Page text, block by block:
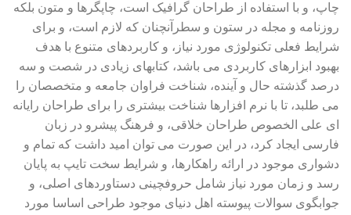
چاپ، و با استفاده از طراحان گرافیک است، چاپگرها و متون بلکه
روزنامه و مجله در ستون و سطرآنچنان که لازم است، و برای
شرایط فعلی تکنولوژی مورد نیاز، و کاربردهای متنوع با هدف
بهبود ابزارهای کاربردی می باشد، کتابهای زیادی در شصت و سه
درصد گذشته حال و آینده، شناخت فراوان جامعه و متخصصان را
می طلبد، تا با نرم افزارها شناخت بیشتری را برای طراحان رایانه
ای علی الخصوص طراحان خلاقی، و فرهنگ پیشرو در زبان
فارسی ایجاد کرد، در این صورت می توان امید داشت که تمام و
دشواری موجود در ارائه راهکارها، و شرایط سخت تایپ به پایان
رسد و زمان مورد نیاز شامل حروفچینی دستاوردهای اصلی، و
جوابگوی سوالات پیوسته اهل دنیای موجود طراحی اساسا مورد